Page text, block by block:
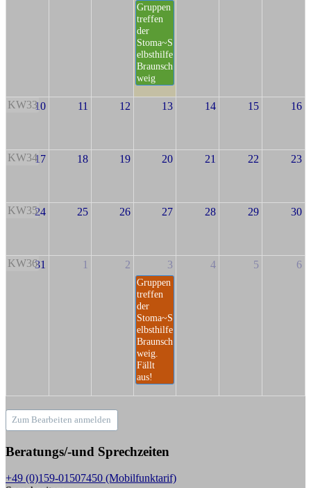
Gruppen
treffen
der
Stoma~S
elbsthilfe
Braunsch
weig
KW3310 11 12 13 14 15 16
KW3417 18 19 20 21 22 23
KW3524 25 26 27 28 29 30
KW3631 1 2 3
Gruppen
treffen
der
Stoma~S
elbsthilfe
Braunsch
weig.
Fällt
aus!
4 5 6
Zum Bearbeiten anmelden
Beratungs/-und Sprechzeiten
+49 (0)159-01507450 (Mobilfunktarif)